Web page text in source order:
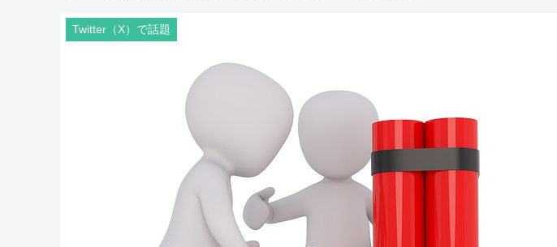
Twitter（X）で話題